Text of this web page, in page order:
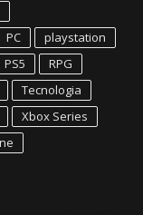
PC
playstation
PS5
RPG
Tecnologia
Xbox Series